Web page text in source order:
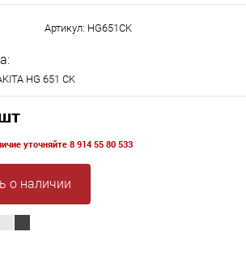
Артикул: HG651CK
HG 651 CK
уточняйте 8 914 55 80 533
о наличии